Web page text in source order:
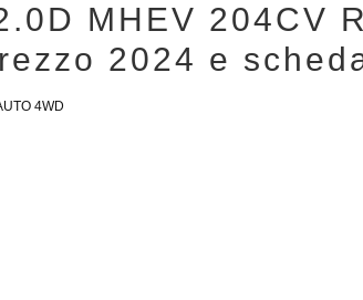
MHEV 204CV
2024 e
4WD